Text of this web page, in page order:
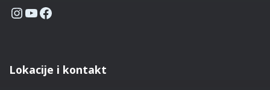
Instagram profil
YouTube kanalFacebook stranica
Lokacije i kontakt